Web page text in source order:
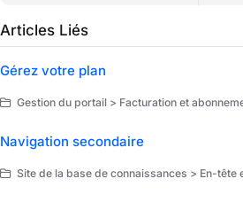
Articles Liés
Gérez votre plan
Gestion du portail > Facturation et
Navigation secondaire
Site de la base de connaissances > En-tête et pied de